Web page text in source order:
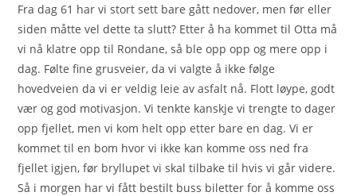
Fra dag 61 har vi stort sett bare gått nedover, men før eller
siden måtte vel dette ta slutt? Etter å ha kommet til Otta må
vi nå klatre opp til Rondane, så ble opp opp og mere opp i
dag. Følte fine grusveier, da vi valgte å ikke følge
hovedveien da vi er veldig leie av asfalt nå. Flott løype, godt
vær og god motivasjon. Vi tenkte kanskje vi trengte to dager
opp fjellet, men vi kom helt opp etter bare en dag. Vi er
kommet til en bom hvor vi ikke kan komme oss ned fra
fjellet igjen, før bryllupet vi skal tilbake til hvis vi går videre.
Så i morgen har vi fått bestilt buss biletter for å komme oss